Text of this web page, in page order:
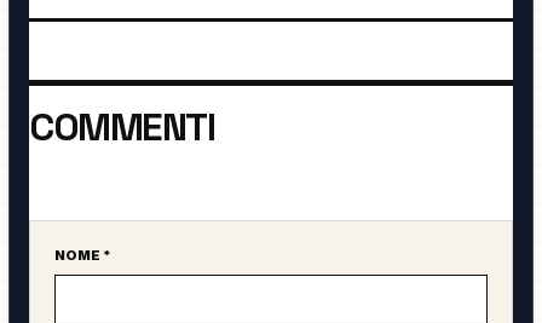
COMMENTI
Sito web
NOME *